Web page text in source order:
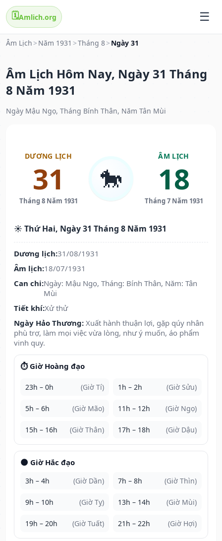
🗓️Amlich.org
Âm Lịch > Năm 1931 >Tháng 8> Ngày 31
Âm Lịch Hôm Nay, Ngày 31 Tháng
8 Năm 1931
Ngày Mậu Ngọ, Tháng Bính Thân, Năm Tân Mùi
DƯƠNG LỊCH
31
Tháng 8 Năm 1931
🐎
ÂM LỊCH
18
Tháng 7 Năm 1931
☀️ Thứ Hai, Ngày 31 Tháng 8 Năm 1931
Dương lịch:31/08/1931
Âm lịch:18/07/1931
Can chi:Ngày: Mậu Ngọ, Tháng: Bính Thân, Năm: Tân
Mùi
Tiết khí:Xử thử
Ngày Hảo Thương: Xuất hành thuận lợi, gặp qúy nhân
phù trợ, làm mọi việc vừa lòng, như ý muốn, áo phẩm
vinh quy.
⏱️ Giờ Hoàng đạo
23h – 0h (Giờ Tí) 1h – 2h (Giờ Sửu)
5h – 6h (Giờ Mão) 11h – 12h (Giờ Ngọ)
15h – 16h (Giờ Thân) 17h – 18h (Giờ Dậu)
🌑 Giờ Hắc đạo
3h – 4h (Giờ Dần) 7h – 8h (Giờ Thìn)
9h – 10h (Giờ Tỵ) 13h – 14h (Giờ Mùi)
19h – 20h (Giờ Tuất) 21h – 22h (Giờ Hợi)